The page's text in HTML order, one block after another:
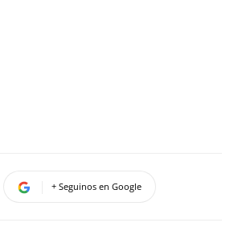
+ Seguinos en Google